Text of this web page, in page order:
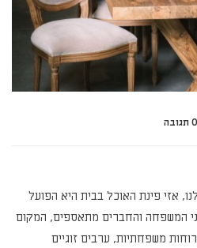
אזי פינת האוכל בבית היא הפועל
המשפחה והחברים מתאספים, המקום
משפחתיות, ערבים זוגיים